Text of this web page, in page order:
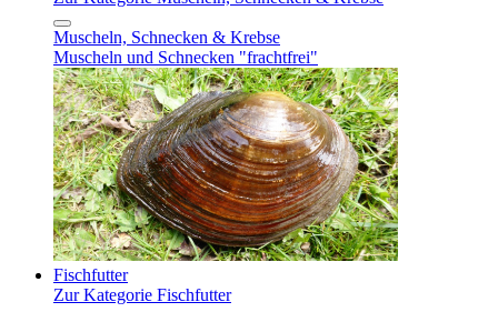
Muscheln, Schnecken & Krebse
Muscheln und Schnecken "frachtfrei"
Fischfutter
Zur Kategorie Fischfutter